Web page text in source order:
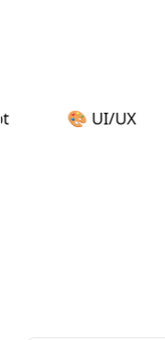
🎨 UI/UX